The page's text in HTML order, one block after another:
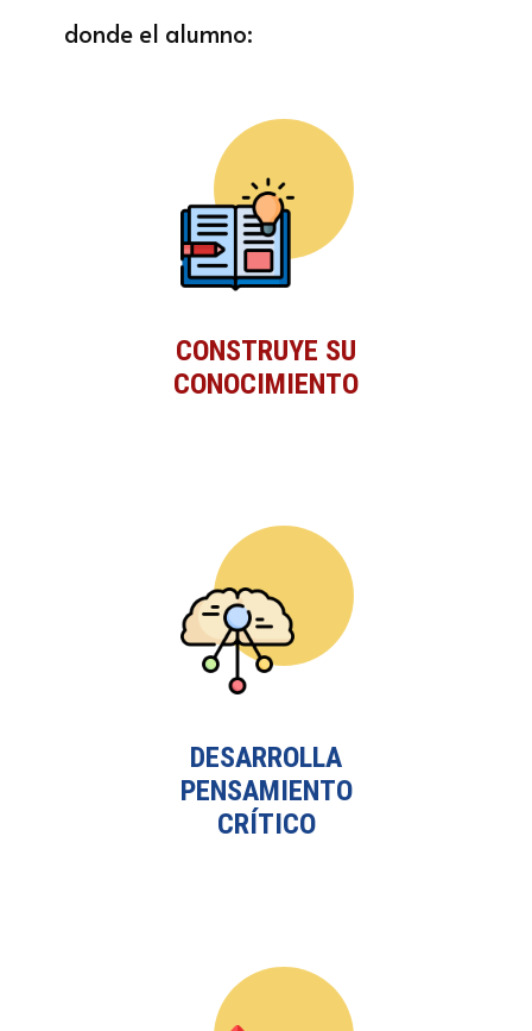
donde el alumno:
CONSTRUYE SU
CONOCIMIENTO
DESARROLLA
PENSAMIENTO
CRÍTICO